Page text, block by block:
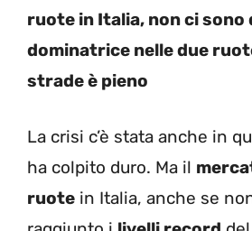
ruote in Italia, non ci sono
dominatrice nelle due
strade è pieno
La crisi c’è stata anche in
ha colpito duro. Ma il
ruote in Italia, anche se